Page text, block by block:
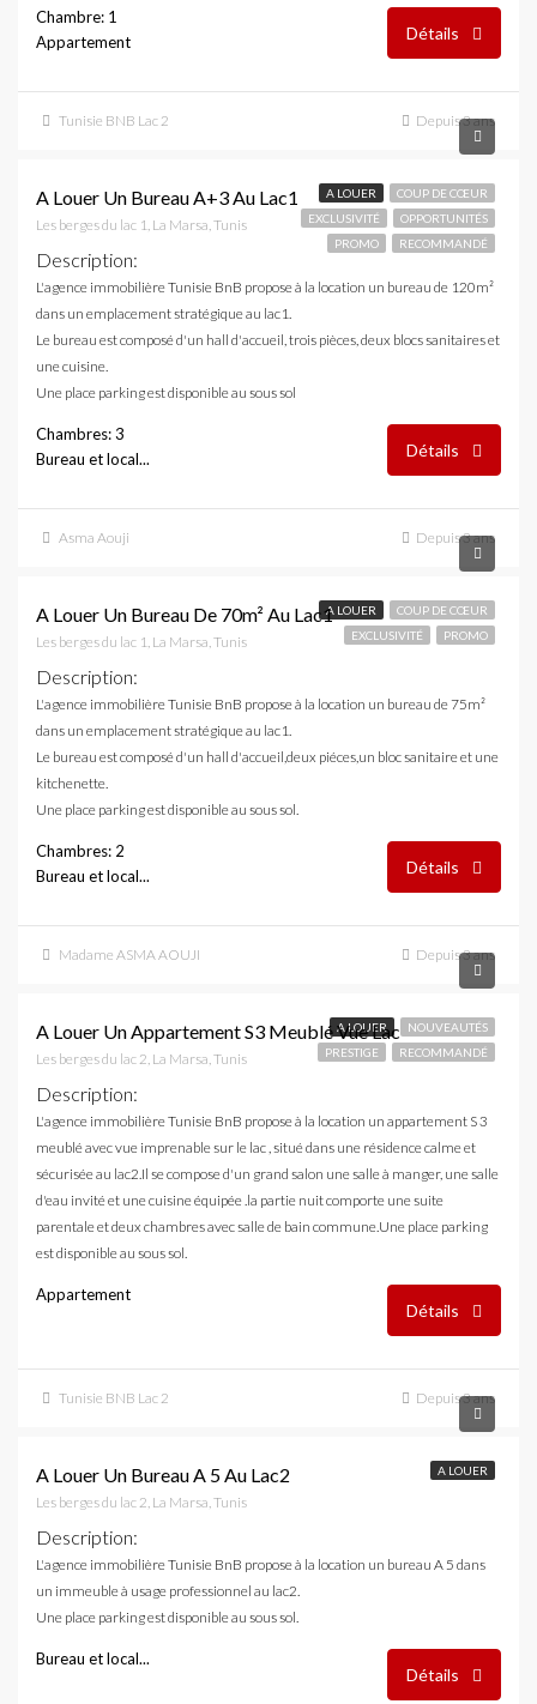
Chambre: 1
Appartement
Détails
Tunisie BNB Lac 2 Depuis 3 ans
A LOUER
COUP DE CŒUR
EXCLUSIVITÉ
OPPORTUNITÉS
PROMO
RECOMMANDÉ
A Louer Un Bureau A+3 Au Lac1
Les berges du lac 1, La Marsa, Tunis
Description:
L'agence immobilière Tunisie BnB propose à la location un bureau de 120m²
dans un emplacement stratégique au lac1.
Le bureau est composé d'un hall d'accueil, trois pièces, deux blocs sanitaires et
une cuisine.
Une place parking est disponible au sous sol
Chambres: 3
Bureau et local...
Détails
Asma Aouji Depuis 3 ans
A LOUER
COUP DE CŒUR
EXCLUSIVITÉ
PROMO
1,800 DT
A Louer Un Bureau De 70m² Au Lac1
Les berges du lac 1, La Marsa, Tunis
Description:
L'agence immobilière Tunisie BnB propose à la location un bureau de 75m²
dans un emplacement stratégique au lac1.
Le bureau est composé d'un hall d'accueil,deux piéces,un bloc sanitaire et une
kitchenette.
Une place parking est disponible au sous sol.
Chambres: 2
Bureau et local...
Détails
Madame ASMA AOUJI Depuis 3 ans
A LOUER
NOUVEAUTÉS
PRESTIGE
RECOMMANDÉ
A Louer Un Appartement S3 Meublé Vue Lac
Les berges du lac 2, La Marsa, Tunis
Description:
L'agence immobilière Tunisie BnB propose à la location un appartement S 3
meublé avec vue imprenable sur le lac , situé dans une résidence calme et
sécurisée au lac2.Il se compose d'un grand salon une salle à manger, une salle
d'eau invité et une cuisine équipée .la partie nuit comporte une suite
parentale et deux chambres avec salle de bain commune.Une place parking
est disponible au sous sol.
Appartement
Détails
Tunisie BNB Lac 2 Depuis 3 ans
A LOUER
A Louer Un Bureau A 5 Au Lac2
Les berges du lac 2, La Marsa, Tunis
Description:
L'agence immobilière Tunisie BnB propose à la location un bureau A 5 dans
un immeuble à usage professionnel au lac2.
Une place parking est disponible au sous sol.
Bureau et local...
Détails